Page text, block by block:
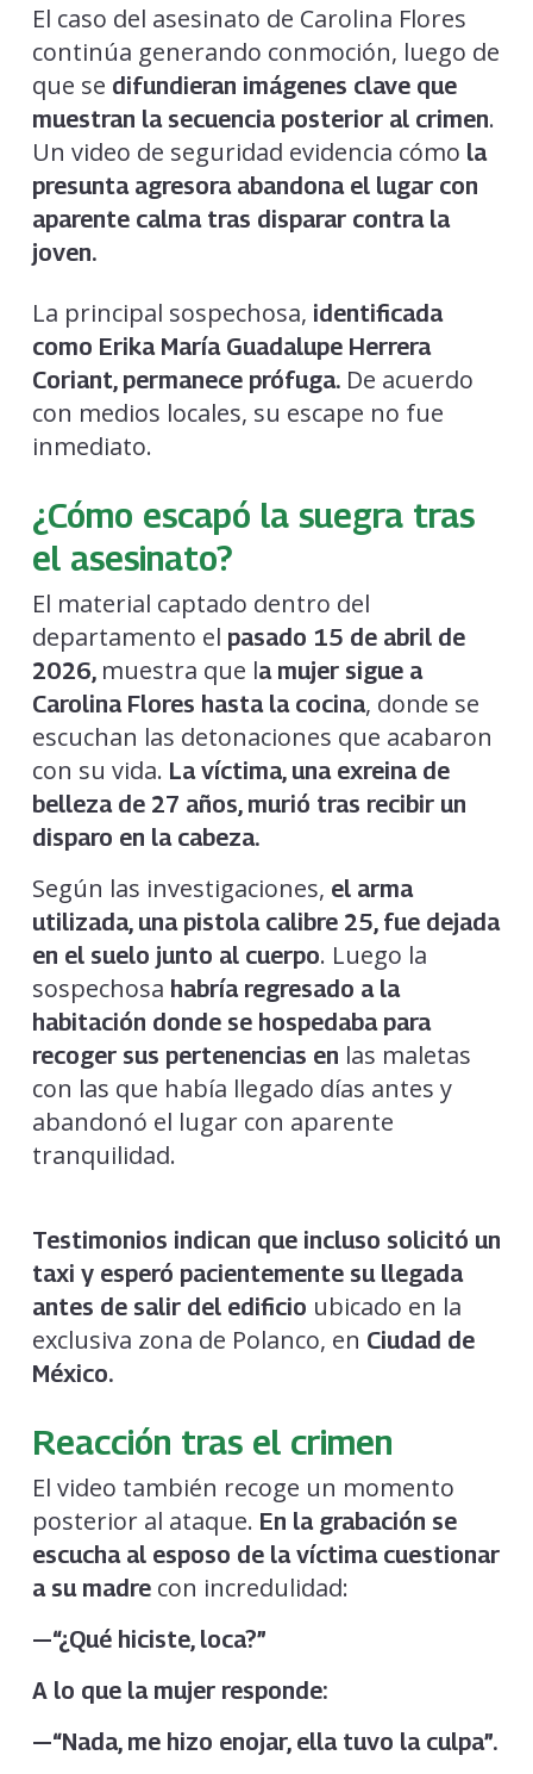
El caso del asesinato de Carolina Flores
continúa generando conmoción, luego de
que se difundieran imágenes clave que
muestran la secuencia posterior al crimen.
Un video de seguridad evidencia cómo la
presunta agresora abandona el lugar con
aparente calma tras disparar contra la
joven.
La principal sospechosa, identificada
como Erika María Guadalupe Herrera
Coriant, permanece prófuga.De acuerdo
con medios locales, su escape no fue
inmediato.
¿Cómo escapó la suegra tras
el asesinato?
El material captado dentro del
departamento el pasado 15 de abril de
2026, muestra que la mujer sigue a
Carolina Flores hasta la cocina, donde se
escuchan las detonaciones que acabaron
con su vida. La víctima, una exreina de
belleza de 27 años, murió tras recibir un
disparo en la cabeza.
Según las investigaciones, el arma
utilizada, una pistola calibre 25, fue dejada
en el suelo junto al cuerpo. Luego la
sospechosa habría regresado a la
habitación donde se hospedaba para
recoger sus pertenencias en las maletas
con las que había llegado días antes y
abandonó el lugar con aparente
tranquilidad.
Testimonios indican que incluso solicitó un
taxi y esperó pacientemente su llegada
antes de salir del edificio ubicado en la
exclusiva zona de Polanco, en Ciudad de
México.
Reacción tras el crimen
El video también recoge un momento
posterior al ataque. En la grabación se
escucha al esposo de la víctima cuestionar
a su madrecon incredulidad:
—“¿Qué hiciste, loca?”
A lo que la mujer responde:
—“Nada, me hizo enojar, ella tuvo la culpa”.